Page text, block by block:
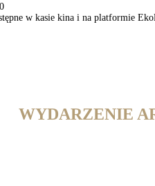
w kasie kina i na platformie
WYDARZENIE